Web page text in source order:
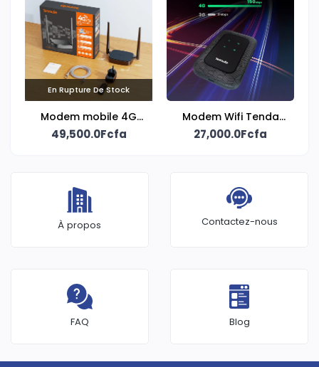
En Rupture De Stock
Modem mobile 4G
LTE N300
49,500.0Fcfa
Modem Wifi Tenda
4G LTE
27,000.0Fcfa
À propos Contactez-nous
FAQ Blog